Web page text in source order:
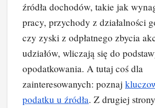
źródła dochodów, takie jak
pracy, przychody z działalności
czy zyski z odpłatnego zbycia
udziałów, wliczają się do
opodatkowania. A tutaj coś dla
zainteresowanych: poznaj
podatku u źródła. Z drugiej